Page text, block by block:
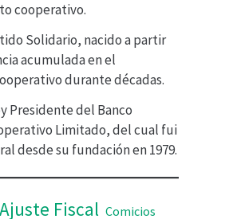
cooperativo.
Solidario, nacido a partir
acumulada en el
durante décadas.
Presidente del Banco
Limitado, del cual fui
desde su fundación en 1979.
Ajuste Fiscal Comicios